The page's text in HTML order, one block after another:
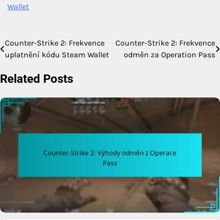
Wallet
Post
navigation
Counter-Strike 2: Frekvence
uplatnění kódu Steam Wallet
Counter-Strike 2: Frekvence
odměn za Operation Pass
Related Posts